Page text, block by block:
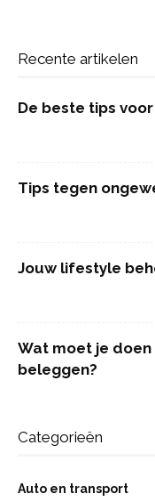
Recente artikelen
De beste tips
Tips tegen
Jouw lifestyle
Wat moet je
beleggen?
Categorieën
Auto en transport